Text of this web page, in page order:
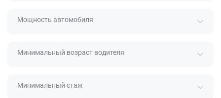
Мощность автомобиля
Минимальный возраст водителя
Минимальный стаж